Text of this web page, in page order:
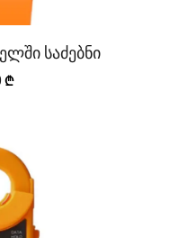
საძებნი
₾